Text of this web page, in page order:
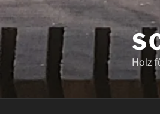
Zum
Inhalt
springen
Holz